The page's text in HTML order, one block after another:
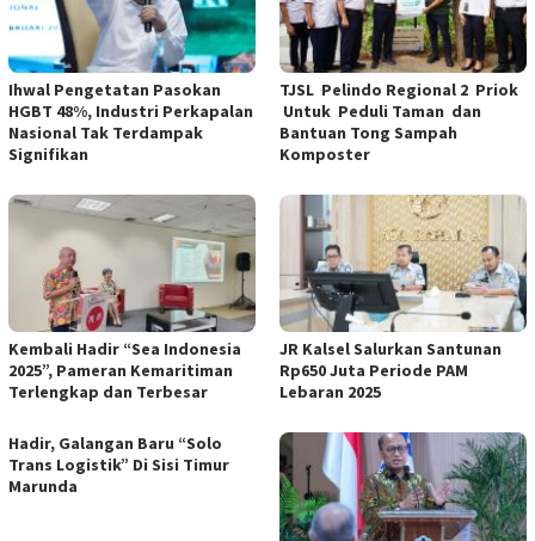
Ihwal Pengetatan Pasokan
HGBT 48%, Industri Perkapalan
Nasional Tak Terdampak
Signifikan
TJSL Pelindo Regional 2 Priok
Untuk Peduli Taman dan
Bantuan Tong Sampah
Komposter
Kembali Hadir “Sea Indonesia
2025”, Pameran Kemaritiman
Terlengkap dan Terbesar
JR Kalsel Salurkan Santunan
Rp650 Juta Periode PAM
Lebaran 2025
Hadir, Galangan Baru “Solo
Trans Logistik” Di Sisi Timur
Marunda